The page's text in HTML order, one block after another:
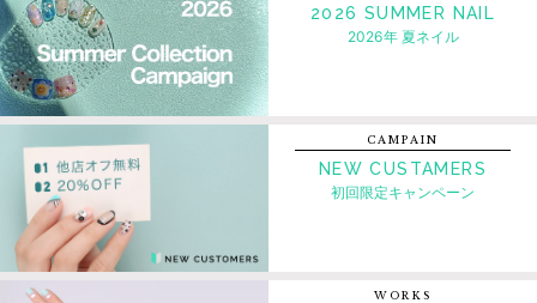
2026 SUMMER NAIL
2026年 夏ネイル
CAMPAIN
NEW CUSTAMERS
初回限定キャンペーン
WORKS